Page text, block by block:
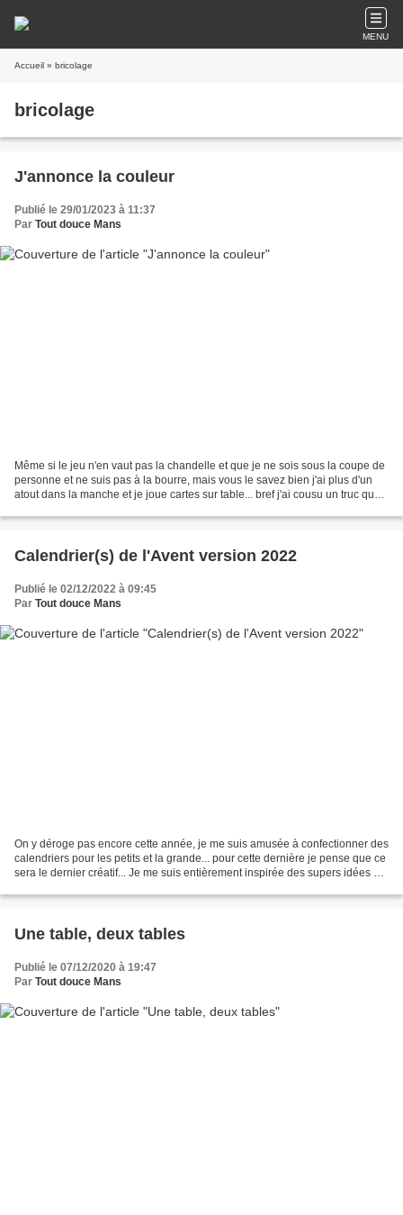
MENU
Accueil » bricolage
bricolage
J'annonce la couleur
Publié le 29/01/2023 à 11:37
Par Tout douce Mans
Même si le jeu n'en vaut pas la chandelle et que je ne sois sous la coupe de
personne et ne suis pas à la bourre, mais vous le savez bien j'ai plus d'un
atout dans la manche et je joue cartes sur table... bref j'ai cousu un truc quoi
Calendrier(s) de l'Avent version 2022
Publié le 02/12/2022 à 09:45
Par Tout douce Mans
On y déroge pas encore cette année, je me suis amusée à confectionner des
calendriers pour les petits et la grande... pour cette dernière je pense que ce
sera le dernier créatif... Je me suis entièrement inspirée des supers idées et
Une table, deux tables
Publié le 07/12/2020 à 19:47
Par Tout douce Mans